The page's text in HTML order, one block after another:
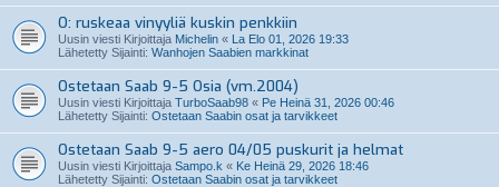
O: ruskeaa vinyyliä kuskin penkkiin
Uusin viesti Kirjoittaja Michelin « La Elo 01, 2026 19:33
Lähetetty Sijainti: Wanhojen Saabien markkinat
Ostetaan Saab 9-5 Osia (vm.2004)
Uusin viesti Kirjoittaja TurboSaab98 « Pe Heinä 31, 2026 00:46
Lähetetty Sijainti: Ostetaan Saabin osat ja tarvikkeet
Ostetaan Saab 9-5 aero 04/05 puskurit ja helmat
Uusin viesti Kirjoittaja Sampo.k « Ke Heinä 29, 2026 18:46
Lähetetty Sijainti: Ostetaan Saabin osat ja tarvikkeet